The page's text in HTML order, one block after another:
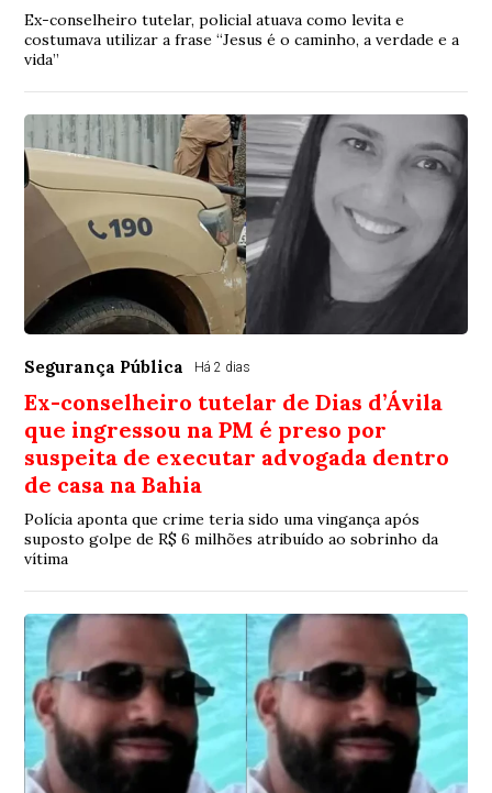
Ex-conselheiro tutelar, policial atuava como levita e
costumava utilizar a frase “Jesus é o caminho, a verdade e a
vida”
Segurança Pública Há 2 dias
Ex-conselheiro tutelar de Dias d’Ávila
que ingressou na PM é preso por
suspeita de executar advogada dentro
de casa na Bahia
Polícia aponta que crime teria sido uma vingança após
suposto golpe de R$ 6 milhões atribuído ao sobrinho da
vítima